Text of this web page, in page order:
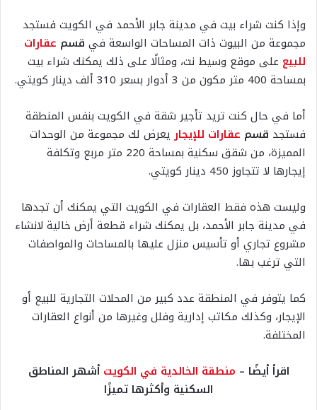
وإذا كنت شراء بيت في مدينة جابر الأحمد في الكويت فستجد
مجموعة من البيوت ذات المساحات الواسعة في قسم عقارات
للبيع على موقع وسيط نت، ومثالًا على ذلك يمكنك شراء بيت
بمساحة 400 متر مكون من 3 أدوار بسعر 310 ألف دينار كويتي.
أما في حال كنت تريد تأجير شقة في الكويت بنفس المنطقة
فستجد قسم عقارات للإيجار يعرض لك مجموعة من الوحدات
المميزة، من شقق سكنية بمساحة 220 متر مربع وتكلفة
إيجارها لا تتجاوز 450 دينار كويتي.
وليست هذه فقط العقارات في الكويت التي يمكنك أن تجدها
في مدينة جابر الأحمد، بل يمكنك شراء قطعة أرض خالية لانشاء
مشروع تجاري أو تأسيس منزل عليها بالمساحات والمواصفات
التي ترغب بها.
كما يتوفر في المنطقة عدد كبير من المحلات التجارية للبيع أو
الإيجار، وكذلك مكاتب إدارية وفلل وغيرها من أنواع العقارات
المختلفة.
اقرأ أيضًا – منطقة الخالدية في الكويت أشهر المناطق
السكنية وأكثرها تميزًا